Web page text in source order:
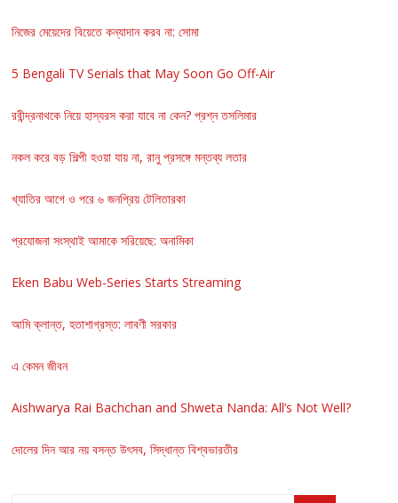
নিজের মেয়েদের বিয়েতে কন্যাদান করব না: সোমা
5 Bengali TV Serials that May Soon Go Off-Air
রবীন্দ্রনাথকে নিয়ে হাস্যরস করা যাবে না কেন? প্রশ্ন তসলিমার
নকল করে বড় শিল্পী হওয়া যায় না, রানু প্রসঙ্গে মন্তব্য লতার
খ্যাতির আগে ও পরে ৬ জনপ্রিয় টেলিতারকা
প্রযোজনা সংস্থাই আমাকে সরিয়েছে: অনামিকা
Eken Babu Web-Series Starts Streaming
আমি ক্লান্ত, হতাশাগ্রস্ত: লাবণী সরকার
এ কেমন জীবন
Aishwarya Rai Bachchan and Shweta Nanda: All’s Not Well?
দোলের দিন আর নয় বসন্ত উৎসব, সিদ্ধান্ত বিশ্বভারতীর